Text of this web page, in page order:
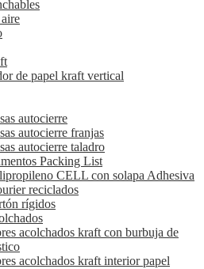
de papel kraft vertical
autocierre
autocierre franjas
autocierre taladro
Packing List
CELL con solapa Adhesiva
reciclados
rígidos
acolchados kraft con burbuja de
acolchados kraft interior papel